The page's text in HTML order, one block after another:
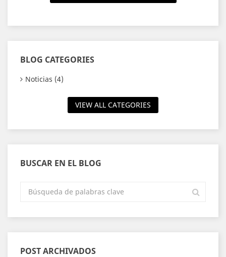
BLOG CATEGORIES
Noticias (4)
VIEW ALL CATEGORIES
BUSCAR EN EL BLOG
POST ARCHIVADOS